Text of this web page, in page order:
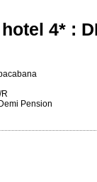
4* :
R
Pension